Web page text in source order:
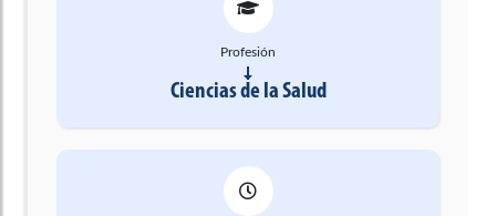
Profesión
Ciencias de la Salud